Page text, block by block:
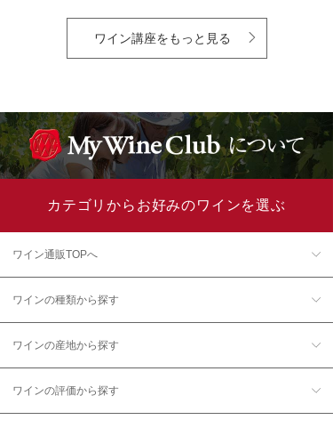
ワイン講座をもっと見る
カテゴリからお好みのワインを選ぶ
ワイン通販TOPへ
ワインの種類から探す
ワインの産地から探す
ワインの評価から探す